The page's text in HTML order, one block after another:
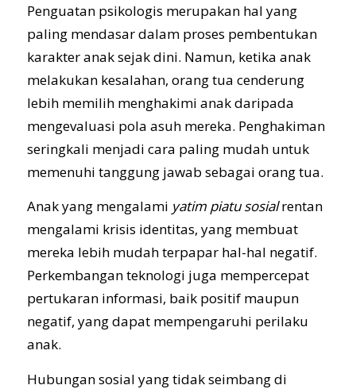
Penguatan psikologis merupakan hal yang
paling mendasar dalam proses pembentukan
karakter anak sejak dini. Namun, ketika anak
melakukan kesalahan, orang tua cenderung
lebih memilih menghakimi anak daripada
mengevaluasi pola asuh mereka. Penghakiman
seringkali menjadi cara paling mudah untuk
memenuhi tanggung jawab sebagai orang tua.
Anak yang mengalami yatim piatu sosialrentan
mengalami krisis identitas, yang membuat
mereka lebih mudah terpapar hal-hal negatif.
Perkembangan teknologi juga mempercepat
pertukaran informasi, baik positif maupun
negatif, yang dapat mempengaruhi perilaku
anak.
Hubungan sosial yang tidak seimbang di